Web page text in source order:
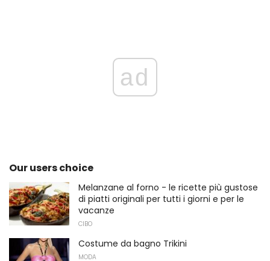
ad
Our users choice
Melanzane al forno - le ricette più gustose
di piatti originali per tutti i giorni e per le
vacanze
CIBO
Costume da bagno Trikini
MODA